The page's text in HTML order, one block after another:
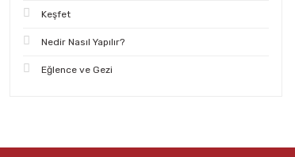
Keşfet
Nedir Nasıl Yapılır?
Eğlence ve Gezi